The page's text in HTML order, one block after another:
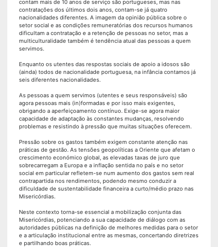
contam mais de 10 anos de serviço são portugueses, mas nas
contratações dos últimos dois anos, contam-se já quatro
nacionalidades diferentes. A imagem da opinião pública sobre o
setor social e as condições remuneratórias dos recursos humanos
dificultam a contratação e a retenção de pessoas no setor, mas a
multiculturalidade também é tendência atual das pessoas a quem
servimos.
Enquanto os utentes das respostas sociais de apoio a idosos são
(ainda) todos de nacionalidade portuguesa, na infância contamos já
seis diferentes nacionalidades.
As pessoas a quem servimos (utentes e seus responsáveis) são
agora pessoas mais (in)formadas e por isso mais exigentes,
obrigando a aperfeiçoamento contínuo. Exige-se agora maior
capacidade de adaptação às constantes mudanças, resolvendo
problemas e resistindo à pressão que muitas situações oferecem.
Pressão sobre os gastos também exigem constante atenção nas
práticas de gestão. As tensões geopolíticas a Oriente que afetam o
crescimento económico global, as elevadas taxas de juro que
sobrecarregam a Europa e a inflação sentida no país e no setor
social em particular refletem-se num aumento dos gastos sem real
contrapartida nos rendimentos, podendo mesmo conduzir a
dificuldade de sustentabilidade financeira a curto/médio prazo nas
Misericórdias.
Neste contexto torna-se essencial a mobilização conjunta das
Misericórdias, potenciando a sua capacidade de diálogo com as
autoridades públicas na definição de melhores medidas para o setor
e a articulação institucional entre as mesmas, concertando diretrizes
e partilhando boas práticas.